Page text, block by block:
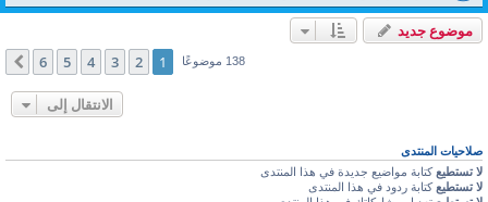
موضوع جديد
138 موضوعًا 1
2
3
4
5
6 التالي
الانتقال إلى
صلاحيات المنتدى
لا تستطيعكتابة مواضيع جديدة في هذا المنتدى
لا تستطيعكتابة ردود في هذا المنتدى